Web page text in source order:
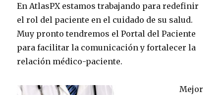
En AtlasPX estamos trabajando para redefinir
el rol del paciente en el cuidado de su salud.
Muy pronto tendremos el Portal del Paciente
para facilitar la comunicación y fortalecer la
relación médico-paciente.
Mejor